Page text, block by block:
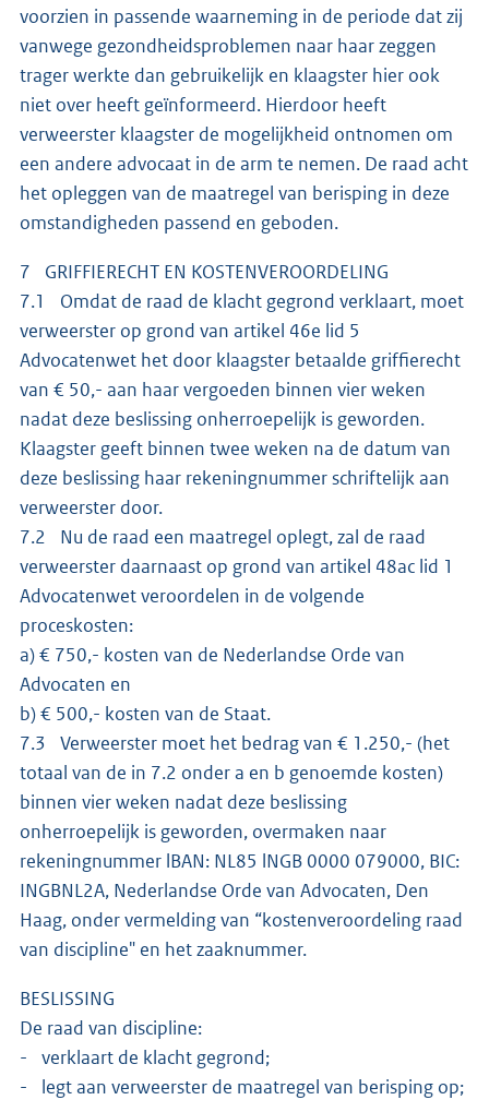
voorzien in passende waarneming in de periode dat zij
vanwege gezondheidsproblemen naar haar zeggen
trager werkte dan gebruikelijk en klaagster hier ook
niet over heeft geïnformeerd. Hierdoor heeft
verweerster klaagster de mogelijkheid ontnomen om
een andere advocaat in de arm te nemen. De raad acht
het opleggen van de maatregel van berisping in deze
omstandigheden passend en geboden.
7 GRIFFIERECHT EN KOSTENVEROORDELING
7.1 Omdat de raad de klacht gegrond verklaart, moet
verweerster op grond van artikel 46e lid 5
Advocatenwet het door klaagster betaalde griffierecht
van € 50,- aan haar vergoeden binnen vier weken
nadat deze beslissing onherroepelijk is geworden.
Klaagster geeft binnen twee weken na de datum van
deze beslissing haar rekeningnummer schriftelijk aan
verweerster door.
7.2 Nu de raad een maatregel oplegt, zal de raad
verweerster daarnaast op grond van artikel 48ac lid 1
Advocatenwet veroordelen in de volgende
proceskosten:
a) € 750,- kosten van de Nederlandse Orde van
Advocaten en
b) € 500,- kosten van de Staat.
7.3 Verweerster moet het bedrag van € 1.250,- (het
totaal van de in 7.2 onder a en b genoemde kosten)
binnen vier weken nadat deze beslissing
onherroepelijk is geworden, overmaken naar
rekeningnummer lBAN: NL85 lNGB 0000 079000, BIC:
INGBNL2A, Nederlandse Orde van Advocaten, Den
Haag, onder vermelding van “kostenveroordeling raad
van discipline" en het zaaknummer.
BESLISSING
De raad van discipline:
- verklaart de klacht gegrond;
- legt aan verweerster de maatregel van berisping op;